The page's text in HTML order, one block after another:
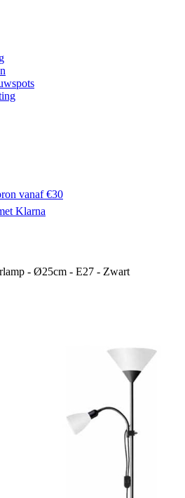
vanaf €30
Klarna
- Ø25cm - E27 - Zwart